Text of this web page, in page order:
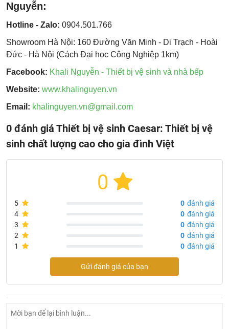
Nguyễn:
Hotline - Zalo: 0904.501.766
Showroom Hà Nội: 160 Đường Văn Minh - Di Trạch - Hoài
Đức - Hà Nội (Cách Đại học Công Nghiệp 1km)
Facebook: Khali Nguyễn - Thiết bị vệ sinh và nhà bếp
Website: www.khalinguyen.vn
Email: khalinguyen.vn@gmail.com
0 đánh giá Thiết bị vệ sinh Caesar: Thiết bị vệ
sinh chất lượng cao cho gia đình Việt
0
5 0 đánh giá
4
0 đánh giá
3
0 đánh giá
2
0 đánh giá
1
0 đánh giá
Gửi đánh giá của bạn